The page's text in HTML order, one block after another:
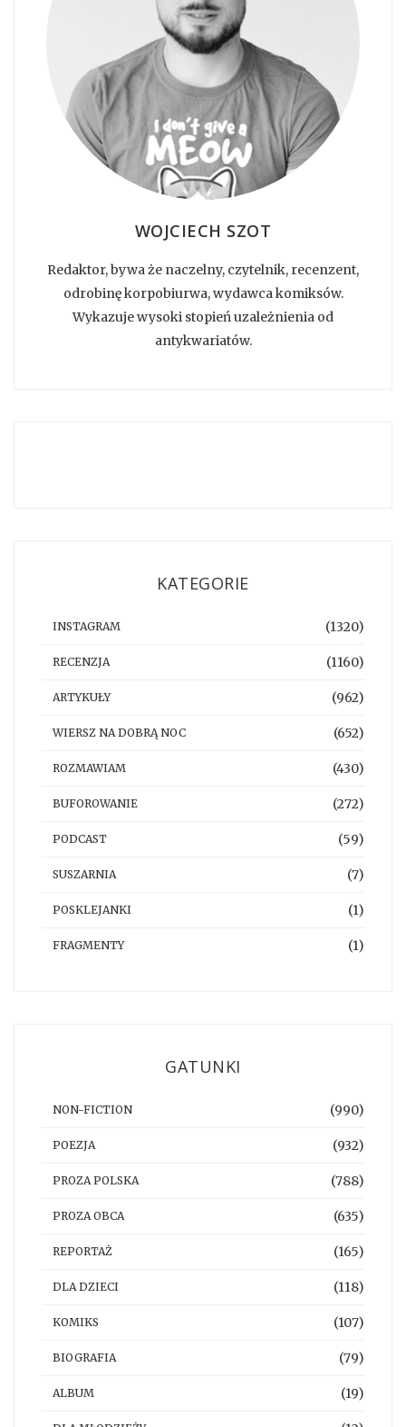
WOJCIECH SZOT
Redaktor, bywa że naczelny, czytelnik, recenzent,
odrobinę korpobiurwa, wydawca komiksów.
Wykazuje wysoki stopień uzależnienia od
antykwariatów.
KATEGORIE
INSTAGRAM (1320)
RECENZJA (1160)
ARTYKUŁY (962)
WIERSZ NA DOBRĄ NOC (652)
ROZMAWIAM (430)
BUFOROWANIE (272)
PODCAST (59)
SUSZARNIA (7)
POSKLEJANKI (1)
FRAGMENTY (1)
GATUNKI
NON-FICTION (990)
POEZJA (932)
PROZA POLSKA (788)
PROZA OBCA (635)
REPORTAŻ (165)
DLA DZIECI (118)
KOMIKS (107)
BIOGRAFIA (79)
ALBUM (19)